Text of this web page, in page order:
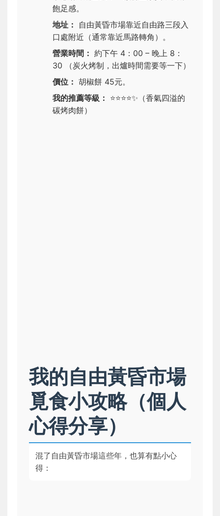
飽足感。
地址：
自由黃昏市場靠近自由路三段入
口處附近（通常靠近馬路轉角）。
營業時間： 約下午 4：00 – 晚上 8：
30 （炭火烤制，出爐時間需要等一下）
價位： 胡椒餅 45元。
我的推薦等級： ⭐⭐⭐⭐✨ （香氣四溢的
碳烤肉餅）
我的自由黃昏市場
覓食小攻略（個人
心得分享）
混了自由黃昏市場這些年，也算有點小心
得：